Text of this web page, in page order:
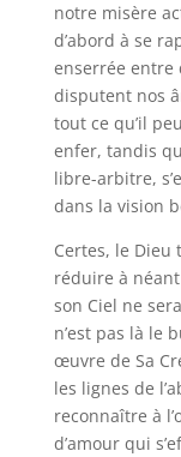
notre misère
d’abord à se
enserrée entre
disputent nos
tout ce qu’il
enfer, tandis
libre-arbitre,
dans la vision
Certes, le
réduire à
son Ciel ne
n’est pas là le
œuvre de Sa
les lignes de
reconnaître à
d’amour qui